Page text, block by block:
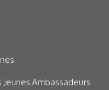
Jeunes Ambassadeurs